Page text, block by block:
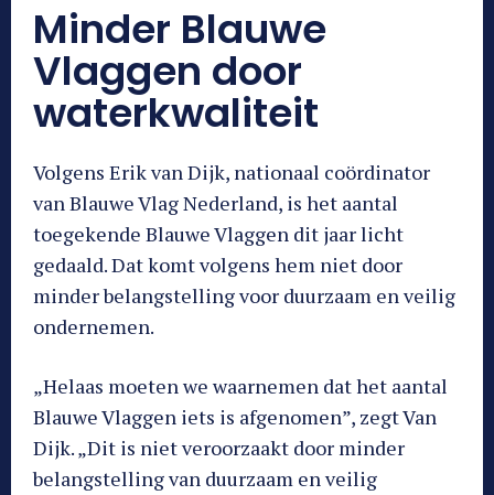
Minder Blauwe
Vlaggen door
waterkwaliteit
Volgens Erik van Dijk, nationaal coördinator
van Blauwe Vlag Nederland, is het aantal
toegekende Blauwe Vlaggen dit jaar licht
gedaald. Dat komt volgens hem niet door
minder belangstelling voor duurzaam en veilig
ondernemen.
„Helaas moeten we waarnemen dat het aantal
Blauwe Vlaggen iets is afgenomen”, zegt Van
Dijk. „Dit is niet veroorzaakt door minder
belangstelling van duurzaam en veilig